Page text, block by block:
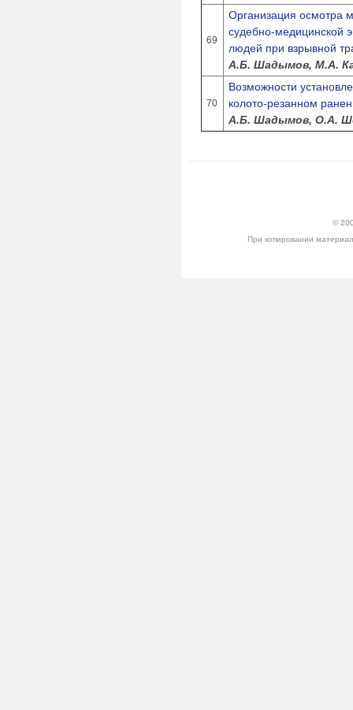
69
Организация осмотра
судебно-медицинской
людей при взрывной
А.Б. Шадымов, М.А.
70
Возможности
колото-резанном
А.Б. Шадымов, О.А.
©
При копировании